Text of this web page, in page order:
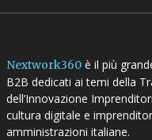
Nextwork360è il più
B2B dedicati ai temi della
dell’Innovazione
cultura digitale e
amministrazioni italiane.